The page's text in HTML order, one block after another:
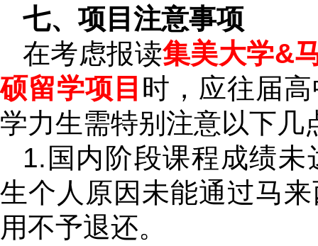
七、项目注意事项
在考虑报读集美大学&
硕留学项目 时，应往届
学力生需特别注意以下几
1.国内阶段课程成绩
生个人原因未能通过马
用不予退还。